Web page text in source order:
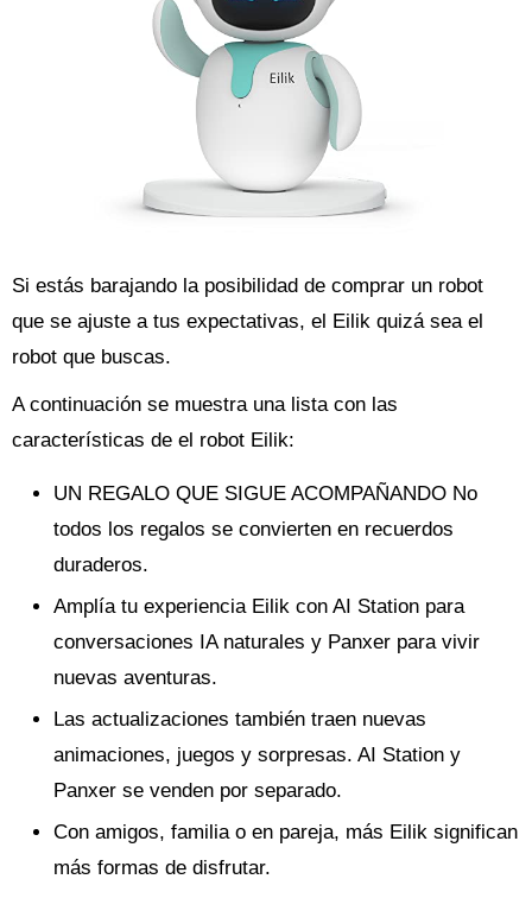
Si estás barajando la posibilidad de comprar un robot
que se ajuste a tus expectativas, el Eilik quizá sea el
robot que buscas.
A continuación se muestra una lista con las
características de el robot Eilik:
UN REGALO QUE SIGUE ACOMPAÑANDO No
todos los regalos se convierten en recuerdos
duraderos.
Amplía tu experiencia Eilik con AI Station para
conversaciones IA naturales y Panxer para vivir
nuevas aventuras.
Las actualizaciones también traen nuevas
animaciones, juegos y sorpresas. AI Station y
Panxer se venden por separado.
Con amigos, familia o en pareja, más Eilik significan
más formas de disfrutar.